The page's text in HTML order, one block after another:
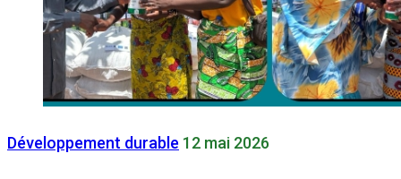
Développement durable 12 mai 2026